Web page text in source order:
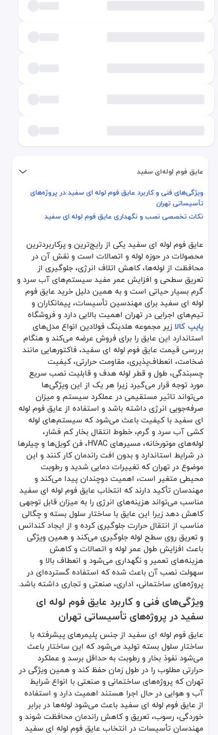
عایق فوم لوله‌ای سفید
ویژگی‌های فنی و کاربرد عایق فوم لوله ای سفید در پروژه‌های
نکات تخصصی نصب و نگهداری عایق فوم لوله ای سفید
ویژگی‌های فنی و کاربرد عایق فوم لوله ای سفید
عایق فوم لوله ای سفید از جنس پلیمرهای پیشرفته با ساختار سلول
ضخامت مناسب: ضخامت عایق متناسب با قطر لوله و دمای سیال
انعطاف پذیری: برای پوشش لوله‌های خمیده، زاویه‌دار یا مسیرهای
مقاومت حرارتی: توانایی تحمل دماهای پایین و بالا بدون کاهش
چسبندگی و نصب سریع: پشت چسبدار یا قابلیت نصب آسان با
دوام در برابر رطوبت: ساختار سلول بسته باعث می‌شود آب یا بخار به
استفاده از این عایق در سیستم‌های مختلف مانند لوله‌های آب سرد و
جدول مقایسه انواع عایق فوم لوله ای سفید بر اساس
نوع عایق فوم لوله ای سفید ضخامت
انعطاف پذیری
فوم ساده
متوسط
بسیار انعطاف پذیر
فوم پشت چسبدار
متوسط تا بالاانعطاف عالی برای نصب
فوم ضخیم صنعتی
بالا
انعطاف محدود
فوم با روکش آلومینیوم
متوسط
انعطاف متوسط
فوم ضد آب
متوسط
انعطاف خوب
این جدول نشان می‌دهد که انتخاب نوع عایق فوم لوله ای سفید باید
نکات تخصصی نصب و نگهداری عایق فوم لوله
قبل از نصب، سطح لوله و اتصالات را از گرد و غبار، روغن و رطوبت
ضخامت مناسب عایق را بر اساس قطر لوله و دمای سیال انتخاب کنید
در مسیرهای خمیده یا دارای زاویه از انعطاف فوم برای پوشش کامل
استفاده از چسب یا نوار مخصوص برای تثبیت لایه‌ها و جلوگیری از
در محیط‌های مرطوب یا موتورخانه‌ها، مدل ضد آب یا روکش دار
بررسی دوره‌ای عایق پس از نصب برای اطمینان از عدم جداشدگی و
جلوگیری از کشیدن بیش از حد فوم هنگام نصب، زیرا باعث نازک
خرید از فروشگاه پایپ کالا که محصولات با کیفیت و استاندارد
رعایت استانداردهای نصب در مسیرهای طولانی و مسیرهای پرخم و
ویژگی‌های فنی و کاربرد عایق فوم لوله ای سفید در پروژه‌های
تأسیساتی تهران
نکات تخصصی نصب و نگهداری عایق فوم لوله ای سفید
عایق فوم لوله ای سفید یکی از رایج‌ترین و پرکاربردترین
محصولات در حوزه لوله و اتصالات است و نقش آن در
محافظت از لوله‌ها، کاهش اتلاف انرژی، جلوگیری از
تعریق سطحی و افزایش عمر مفید سیستم‌های آب سرد و
گرم بسیار حیاتی است و به همین دلیل خرید عایق فوم
لوله ای سفید برای مهندسین تأسیسات، پیمانکاران و
تیم‌های اجرایی در تهران اهمیت بالایی دارد و فروشگاه
پایپ کالازیر مجموعه هلدینگ فولادین انواع مدل‌های
استاندارد این عایق را برای فروش عرضه می‌کند و هنگام
بررسی قیمت عایق فوم لوله ای سفید، فاکتورهایی مانند
ضخامت، انعطاف‌پذیری، مقاومت حرارتی، کیفیت
چسبندگی، طول و قطر لوله هدف و قابلیت نصب سریع
مورد توجه قرار می‌گیرد زیرا هر یک از این ویژگی‌ها
می‌تواند تاثیر مستقیمی در عملکرد سیستم و میزان
صرفه‌جویی انرژی داشته باشد و استفاده از عایق فوم لوله
ای سفید با کیفیت باعث می‌شود که سیستم‌های لوله
کشی آب سرد و گرم، خطوط انتقال بخار کم فشار،
لوله‌های موتورخانه، مسیرهای HVAC، فن کویل‌ها و چیلرها
در شرایط استاندارد و بدون افت راندمان کار کنند و این
موضوع در تهران که تغییرات دمایی شدید و رطوبت
محیطی متغیر است، اهمیت دوچندان پیدا می‌کند و
مهندسان تأکید دارند که انتخاب عایق فوم لوله ای سفید
مناسب می‌تواند هزینه‌های انرژی را به میزان قابل توجهی
کاهش دهد زیرا این عایق با ساختار سلول بسته و چگالی
مناسب از انتقال حرارت جلوگیری کرده و از ایجاد کندانس
و تعریق روی سطح لوله جلوگیری می‌کند و همین ویژگی
باعث افزایش طول عمر لوله و اتصالات و کاهش
هزینه‌های تعمیر و نگهداری می‌شود و انعطاف بالا و
سهولت نصب آن باعث شده که استفاده گسترده‌ای در
پروژه‌های ساختمانی، اداری، صنعتی و تجاری داشته باشد.
ویژگی‌های فنی و کاربرد عایق فوم لوله ای
سفید در پروژه‌های تأسیساتی تهران
عایق فوم لوله ای سفید از جنس پلیمرهای پیشرفته با
ساختار سلول بسته تولید می‌شود که این ساختار باعث
می‌شود نفوذ بخار و رطوبت به حداقل برسد و عملکرد
حرارتی مطلوب را در طول زمان حفظ کند و همین ویژگی در
تهران که پروژه‌های ساختمانی و صنعتی با انواع شرایط
آب و هوایی در حال اجرا هستند اهمیت دارد و استفاده
از عایق فوم لوله ای سفید باعث می‌شود لوله‌ها در برابر
خوردگی، رسوب، تعریق و کاهش راندمان محافظت شوند و
مهندسان تأسیسات در انتخاب عایق فوم لوله ای سفید